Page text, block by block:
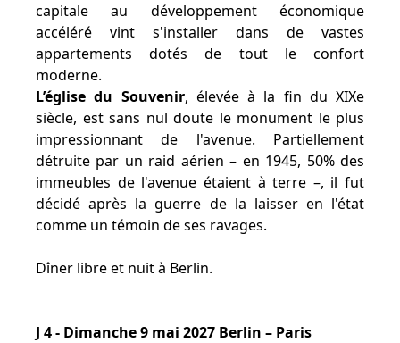
capitale au développement économique
accéléré vint s'installer dans de vastes
appartements dotés de tout le confort
moderne.
L’église du Souvenir, élevée à la fin du XIXe
siècle, est sans nul doute le monument le plus
impressionnant de l'avenue. Partiellement
détruite par un raid aérien – en 1945, 50% des
immeubles de l'avenue étaient à terre –, il fut
décidé après la guerre de la laisser en l'état
comme un témoin de ses ravages.
Dîner libre et nuit à Berlin.
J 4 - Dimanche 9 mai 2027 Berlin – Paris